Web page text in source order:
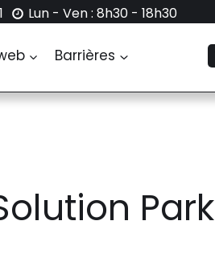
Lun - Ven : 8h30 - 18h30
Barrières
Park